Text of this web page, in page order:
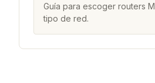
Guía para escoger routers
tipo de red.